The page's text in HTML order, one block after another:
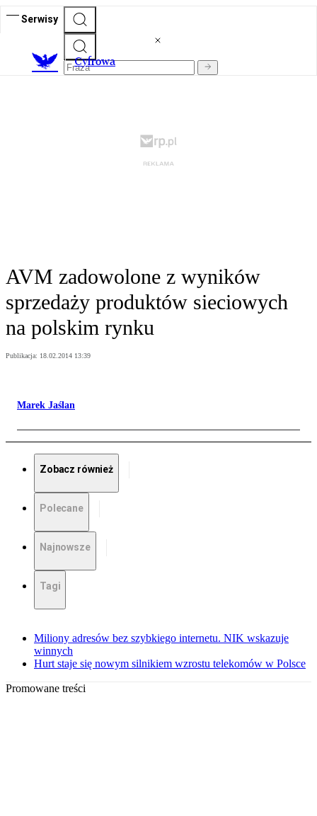
Serwisy
Cyfrowa
AVM zadowolone z wyników
sprzedaży produktów sieciowych
na polskim rynku
Publikacja: 18.02.2014 13:39
Marek Jaślan
Zobacz również
Polecane
Najnowsze
Tagi
Miliony adresów bez szybkiego internetu. NIK wskazuje
winnych
Hurt staje się nowym silnikiem wzrostu telekomów w Polsce
Promowane treści